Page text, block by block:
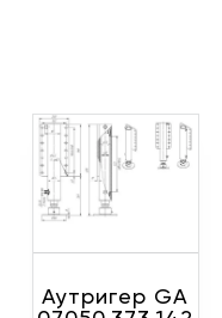
Аутригер GA